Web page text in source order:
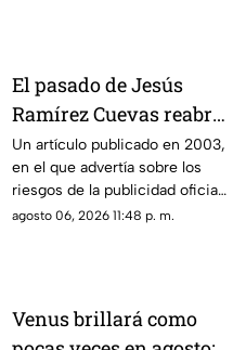
El pasado de Jesús
Ramírez Cuevas reabre
el debate sobre la
censura
Un artículo publicado en 2003,
en el que advertía sobre los
riesgos de la publicidad oficial
y la censura a los medios
agosto 06, 2026 11:48 p. m.
Venus brillará como